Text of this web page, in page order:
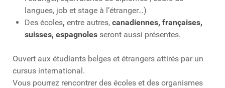
langues, job et stage à l’étranger…)
Des écoles, entre autres, canadiennes, françaises,
suisses, espagnoles seront aussi présentes.
Ouvert aux étudiants belges et étrangers attirés par un
cursus international.
Vous pourrez rencontrer des écoles et des organismes